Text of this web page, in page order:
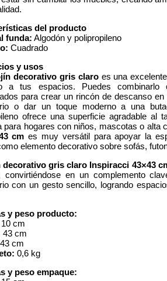
del producto
funda: Algodón y polipropileno
Cuadrado
y usos
decorativo gris claroes una
a tus espacios. Puedes combinarlo
para crear un rincón de descanso
o dar un toque moderno a una
ofrece una superficie agradable al
para hogares con niños, mascotas o alta
cm es muy versátil para apoyar la
elemento decorativo sobre sofás,
decorativo gris claro Inspiracci 43×43
convirtiéndose en un complemento
con un gesto sencillo, logrando
y peso producto:
10 cm
43 cm
43 cm
0,6 kg
y peso empaque: